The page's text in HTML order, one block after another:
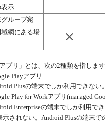
表示
ループ宛
網にある場
アプリ」とは、次の2種類を指しま
Playアプリ
Plusの端末でしか利用できない
Play for Workアプリ(managed
Enterpriseの端末でしか利用で
示されない。Android Plusの端末で